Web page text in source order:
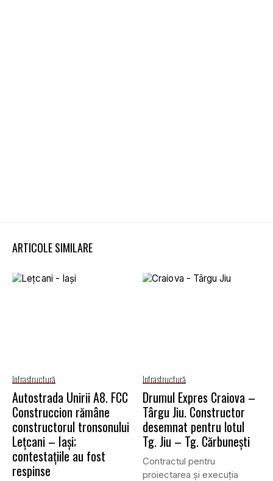
ARTICOLE SIMILARE
Infrastructură
Autostrada Unirii A8. FCC
Construccion rămâne
constructorul tronsonului
Lețcani – Iași;
contestațiile au fost
respinse
Infrastructură
Drumul Expres Craiova –
Târgu Jiu. Constructor
desemnat pentru lotul
Tg. Jiu – Tg. Cărbunești
Contractul pentru
proiectarea și execuția